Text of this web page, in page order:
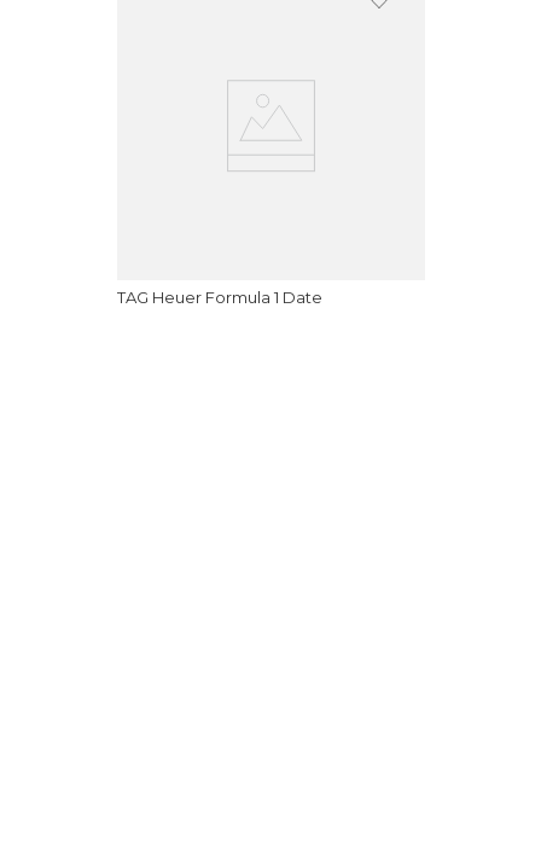
TAG Heuer Formula 1 Date